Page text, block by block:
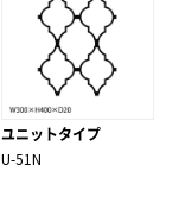
ユニットタイプ
U-51N